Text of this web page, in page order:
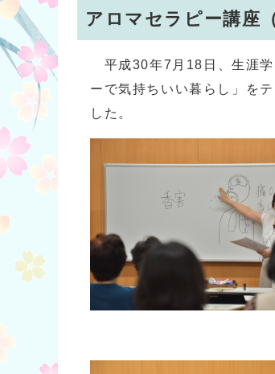
アロマセラピー講座
平成30年7月18日、生涯学
ーで気持ちいい暮らし」を
した。